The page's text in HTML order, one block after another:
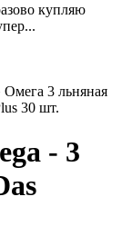
купляю
Омега 3 льняная
30 шт.
- 3